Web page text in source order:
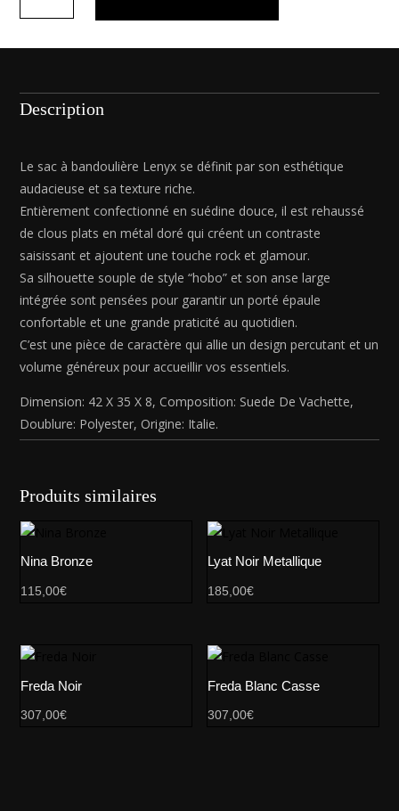
Lenyx
Description
Le sac à bandoulière Lenyx se définit par son esthétique
audacieuse et sa texture riche.
Entièrement confectionné en suédine douce, il est rehaussé
de clous plats en métal doré qui créent un contraste
saisissant et ajoutent une touche rock et glamour.
Sa silhouette souple de style “hobo” et son anse large
intégrée sont pensées pour garantir un porté épaule
confortable et une grande praticité au quotidien.
C’est une pièce de caractère qui allie un design percutant et un
volume généreux pour accueillir vos essentiels.
Dimension: 42 X 35 X 8, Composition: Suede De Vachette,
Doublure: Polyester, Origine: Italie.
Produits similaires
Nina Bronze
115,00€
Lyat Noir Metallique
185,00€
Freda Noir
307,00€
Freda Blanc Casse
307,00€